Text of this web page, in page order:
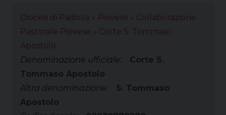
Diocesi di Padova Piovese
Collaborazione
Pastorale Piovese
Corte S. Tommaso
Apostolo
Denominazione ufficiale:
Corte S.
Tommaso Apostolo
Altra denominazione:
S. Tommaso
Apostolo